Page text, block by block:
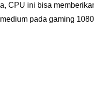
CPU ini bisa
pada gaming